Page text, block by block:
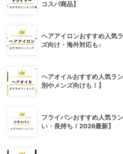
コスパ商品】
ヘアアイロンおすすめ人気
ズ向け・海外対応も♪
ヘアオイルおすすめ人気ラ
別やメンズ向けも！】
フライパンおすすめ人気ラ
い・長持ち！2026最新】